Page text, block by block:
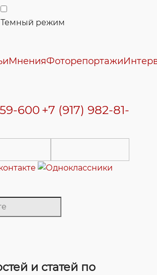
Темный режим
МненияФоторепортажи
600 +7 (917) 982-81-
и статей по